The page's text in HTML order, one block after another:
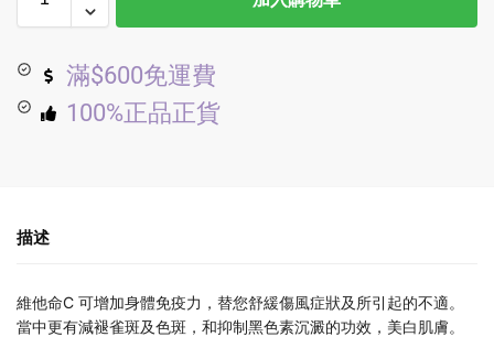
滿$600免運費
100%正品正貨
描述
維他命C 可增加身體免疫力，替您舒緩傷風症狀及所引起的不適。
當中更有減褪雀斑及色斑，和抑制黑色素沉澱的功效，美白肌膚。